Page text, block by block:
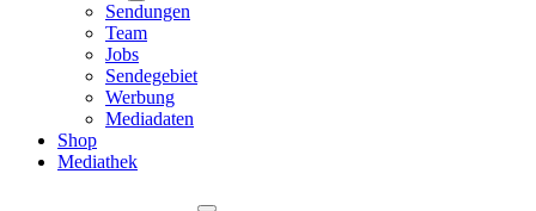
Sendungen
Team
Jobs
Sendegebiet
Werbung
Mediadaten
Shop
Mediathek